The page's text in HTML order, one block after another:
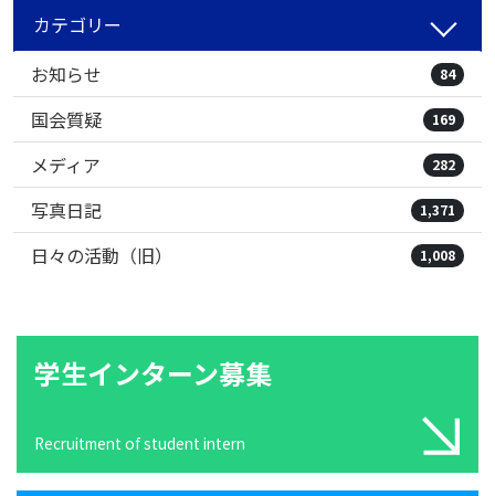
カテゴリー
お知らせ
84
国会質疑 169
メディア 282
写真日記 1,371
日々の活動（旧） 1,008
学生インターン募集
Recruitment of student intern